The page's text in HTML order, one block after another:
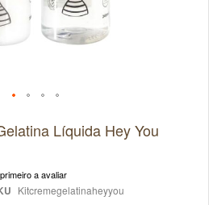
Líquida Hey You
a avaliar
Kitcremegelatinaheyyou